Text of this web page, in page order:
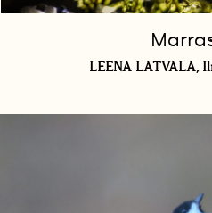
LEENA LATVALA,